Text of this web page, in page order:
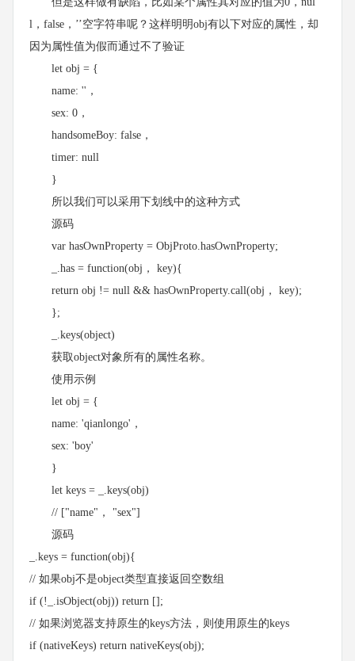
l，false，’’空字符串呢？这样明明obj有以下对应的属性，却
因为属性值为假而通过不了验证
let obj = {
name: ''，
sex: 0，
handsomeBoy: false，
timer: null
}
所以我们可以采用下划线中的这种方式
源码
var hasOwnProperty = ObjProto.hasOwnProperty;
_.has = function(obj， key){
return obj != null && hasOwnProperty.call(obj， key);
};
_.keys(object)
获取object对象所有的属性名称。
使用示例
let obj = {
name: 'qianlongo'，
sex: 'boy'
}
let keys = _.keys(obj)
// ["name"， "sex"]
源码
_.keys = function(obj){
// 如果obj不是object类型直接返回空数组
if (!_.isObject(obj)) return [];
// 如果浏览器支持原生的keys方法，则使用原生的keys
if (nativeKeys) return nativeKeys(obj);